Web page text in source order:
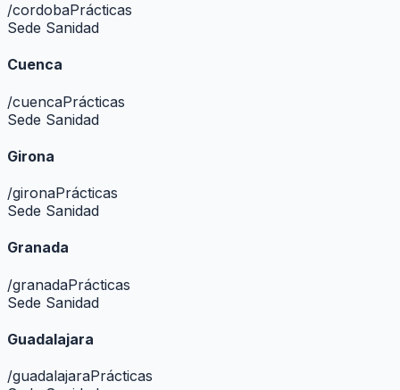
/cordobaPrácticas
Sede Sanidad
Cuenca
/cuencaPrácticas
Sede Sanidad
Girona
/gironaPrácticas
Sede Sanidad
Granada
/granadaPrácticas
Sede Sanidad
Guadalajara
/guadalajaraPrácticas